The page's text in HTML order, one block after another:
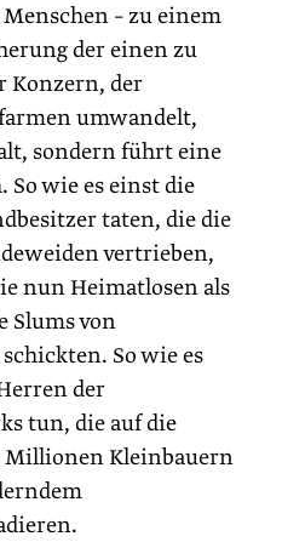
– zu einem
der einen zu
Konzern, der
umwandelt,
sondern führt eine
wie es einst die
taten, die die
vertrieben,
nun Heimatlosen als
Slums von
So wie es
der
tun, die auf die
Millionen Kleinbauern